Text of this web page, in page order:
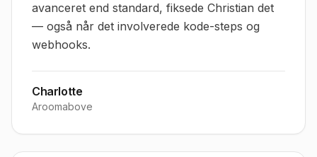
avanceret end standard, fiksede Christian det
— også når det involverede kode-steps og
webhooks.
Charlotte
Aroomabove